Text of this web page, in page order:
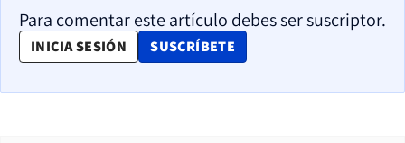
Para comentar este artículo debes ser suscriptor.
INICIA SESIÓN SUSCRÍBETE
OPENS IN NEW WINDOW